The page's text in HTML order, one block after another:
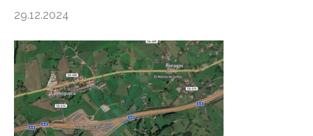
29.12.2024